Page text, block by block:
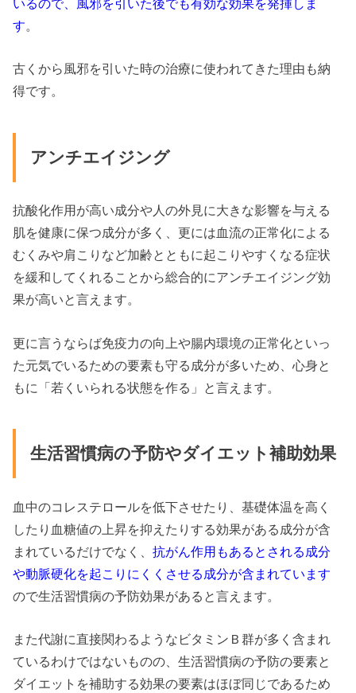
いるので、風邪を引いた後でも有効な効果を発揮しま
す。
古くから風邪を引いた時の治療に使われてきた理由も納
得です。
アンチエイジング
抗酸化作用が高い成分や人の外見に大きな影響を与える
肌を健康に保つ成分が多く、更には血流の正常化による
むくみや肩こりなど加齢とともに起こりやすくなる症状
を緩和してくれることから総合的にアンチエイジング効
果が高いと言えます。
更に言うならば免疫力の向上や腸内環境の正常化といっ
た元気でいるための要素も守る成分が多いため、心身と
もに「若くいられる状態を作る」と言えます。
生活習慣病の予防やダイエット補助効果
血中のコレステロールを低下させたり、基礎体温を高く
したり血糖値の上昇を抑えたりする効果がある成分が含
まれているだけでなく、抗がん作用もあるとされる成分
や動脈硬化を起こりにくくさせる成分が含まれています
ので生活習慣病の予防効果があると言えます。
また代謝に直接関わるようなビタミンＢ群が多く含まれ
ているわけではないものの、生活習慣病の予防の要素と
ダイエットを補助する効果の要素はほぼ同じであるため